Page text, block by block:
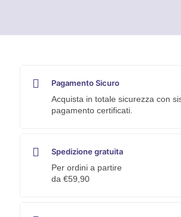
Pagamento Sicuro
Acquista in totale sicurezza con
pagamento certificati.
Spedizione gratuita
Per ordini a partire
da €59,90